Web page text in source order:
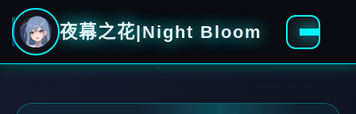
夜幕之花|Night Bloom